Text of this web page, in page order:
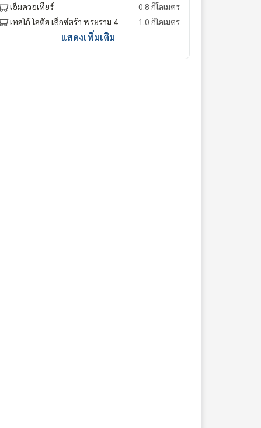
เอ็มควอเทียร์
0.8 กิโลเมตร
เทสโก้ โลตัส เอ็กซ์ตร้า พระราม 4
1.0 กิโลเมตร
แสดงเพิ่มเติม